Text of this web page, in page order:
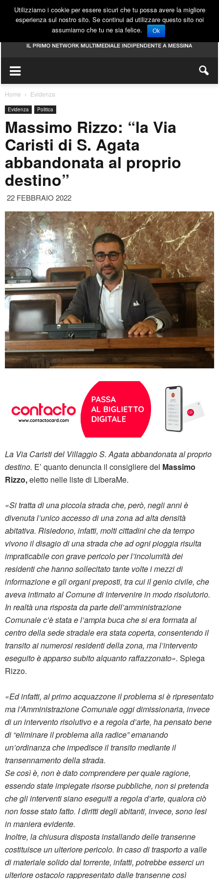
Home Evidenza
Evidenza Politica
Massimo Rizzo: “la Via
Caristi di S. Agata
abbandonata al proprio
destino”
22 FEBBRAIO 2022
La Via Caristi del Villaggio S. Agata abbandonata al proprio
destino. E’ quanto denuncia il consigliere del Massimo
Rizzo,eletto nelle liste di LiberaMe.
«Si tratta di una piccola strada che, però, negli anni è
divenuta l’unico accesso di una zona ad alta densità
abitativa. Risiedono, infatti, molti cittadini che da tempo
vivono il disagio di una strada che ad ogni pioggia risulta
impraticabile con grave pericolo per l’incolumità dei
residenti che hanno sollecitato tante volte i mezzi di
informazione e gli organi preposti, tra cui il genio civile, che
aveva intimato al Comune di intervenire in modo risolutorio.
In realtà una risposta da parte dell’amministrazione
Comunale c’è stata e l’ampia buca che si era formata al
centro della sede stradale era stata coperta, consentendo il
transito ai numerosi residenti della zona, ma l’intervento
eseguito è apparso subito alquanto raffazzonato». Spiega
Rizzo.
«Ed infatti, al primo acquazzone il problema si è ripresentato
ma l’Amministrazione Comunale oggi dimissionaria, invece
di un intervento risolutivo e a regola d’arte, ha pensato bene
di “eliminare il problema alla radice” emanando
un’ordinanza che impedisce il transito mediante il
transennamento della strada.
Se così è, non è dato comprendere per quale ragione,
essendo state impiegate risorse pubbliche, non si pretenda
che gli interventi siano eseguiti a regola d’arte, qualora ciò
non fosse stato fatto. I diritti degli abitanti, invece, sono lesi
in maniera evidente.
Inoltre, la chiusura disposta installando delle transenne
costituisce un ulteriore pericolo. In caso di trasporto a valle
di materiale solido dal torrente, infatti, potrebbe esserci un
ulteriore ostacolo rappresentato dalle transenne così
Utilizziamo i cookie per essere sicuri che tu possa avere la migliore
esperienza sul nostro sito. Se continui ad utilizzare questo sito noi
assumiamo che tu ne sia felice.
Ok